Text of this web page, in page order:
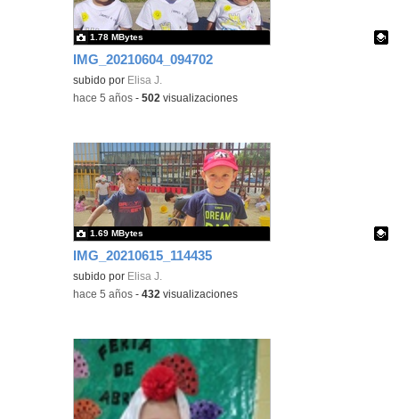
IMG_20210604_094702
Contenido educativo.
subido por Elisa J.
1.78 MBytes
-hace 5 años -502 visualizaciones
IMG_20210615_114435
Contenido educativo.
subido por Elisa J.
1.69 MBytes
-hace 5 años -432 visualizaciones